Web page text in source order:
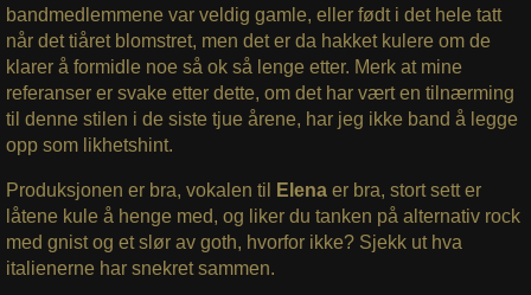
bandmedlemmene var veldig gamle, eller født i det hele tatt
når det tiåret blomstret, men det er da hakket kulere om de
klarer å formidle noe så ok så lenge etter. Merk at mine
referanser er svake etter dette, om det har vært en tilnærming
til denne stilen i de siste tjue årene, har jeg ikke band å legge
opp som likhetshint.
Produksjonen er bra, vokalen til Elena er bra, stort sett er
låtene kule å henge med, og liker du tanken på alternativ rock
med gnist og et slør av goth, hvorfor ikke? Sjekk ut hva
italienerne har snekret sammen.